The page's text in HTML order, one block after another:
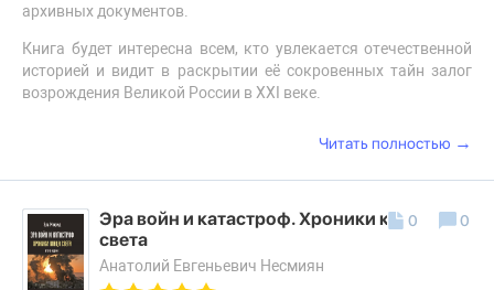
архивных документов.
Книга будет интересна всем, кто увлекается отечественной
историей и видит в раскрытии её сокровенных тайн залог
возрождения Великой России в XXI веке.
Читать полностью →
Эра войн и катастроф. Хроники конца
света
Анатолий Евгеньевич Несмиян
0 0